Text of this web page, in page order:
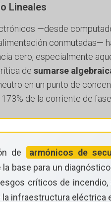
Lineales
—desde
conmutadas—
cero, especialmente
de sumarse
en un punto de
de la corriente de fase.
de armónicos de
base para un
críticos de incendio,
infraestructura eléctrica